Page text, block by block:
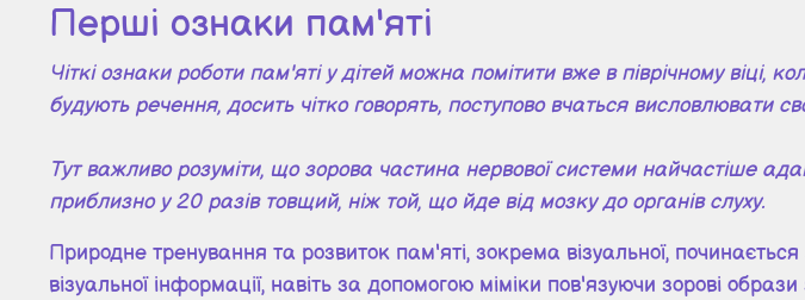
Перші ознаки пам'яті
Чіткі ознаки роботи пам'яті у дітей можна помітити вже в піврічному
будують речення, досить чітко говорять, поступово вчаться висловлювати
Тут важливо розуміти, що зорова частина нервової системи найчастіше
приблизно у 20 разів товщий, ніж той, що йде від мозку до органів слуху.
Природне тренування та розвиток пам'яті, зокрема візуальної,
візуальної інформації, навіть за допомогою міміки пов'язуючи зорові образи